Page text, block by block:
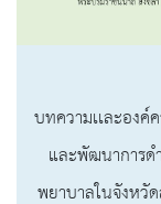
บทความเเละองค์ค
และพัฒนาการด